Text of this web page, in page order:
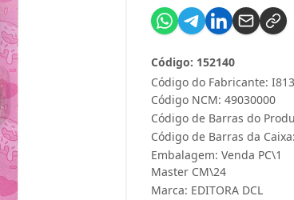
Código do Fabricante:
Código: 152140
Código NCM: 49030000
Código de Barras do
Código de Barras da
Embalagem: Venda PC\1
Master CM\24
Marca: EDITORA DCL